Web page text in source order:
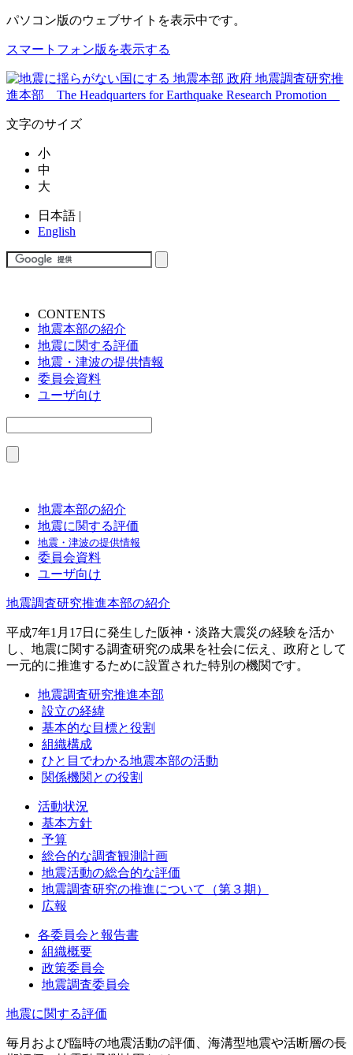
パソコン版のウェブサイトを表示中です。
スマートフォン版を表示する
文字のサイズ
小
中
大
日本語 |
English
CONTENTS
地震本部の紹介
地震に関する評価
地震・津波の提供情報
委員会資料
ユーザ向け
地震本部の紹介
地震に関する評価
地震・津波の提供情報
委員会資料
ユーザ向け
地震調査研究推進本部の紹介
平成7年1月17日に発生した阪神・淡路大震災の経験を活か
し、地震に関する調査研究の成果を社会に伝え、政府として
一元的に推進するために設置された特別の機関です。
地震調査研究推進本部
設立の経緯
基本的な目標と役割
組織構成
ひと目でわかる地震本部の活動
関係機関との役割
活動状況
基本方針
予算
総合的な調査観測計画
地震活動の総合的な評価
地震調査研究の推進について（第３期）
広報
各委員会と報告書
組織概要
政策委員会
地震調査委員会
地震に関する評価
毎月および臨時の地震活動の評価、海溝型地震や活断層の長